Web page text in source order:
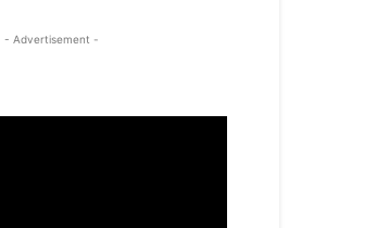
- Advertisement -